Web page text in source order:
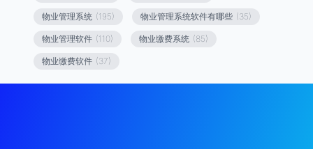
物业管理系统 (195) 物业管理系统软件有哪些 (35)
物业管理软件 (110) 物业缴费系统 (85)
物业缴费软件 (37)